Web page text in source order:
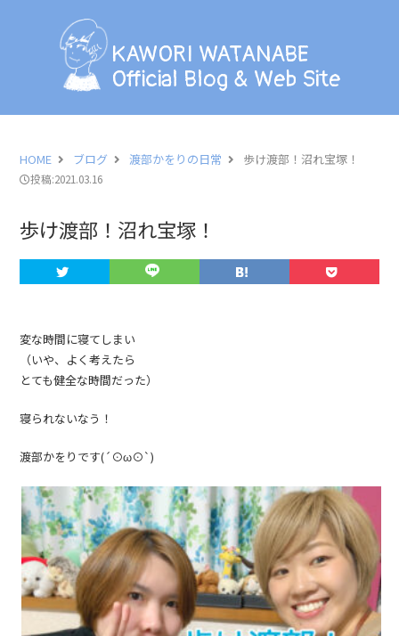
KAWORI WATANABE
Official Blog & Web Site
KAWORI WATANABE
Official Blog & Web Site
BLOG
PHOTO
LESSON
HOME ブログ 渡部かをりの日常 歩け渡部！沼れ宝塚！
投稿:2021.03.16
歩け渡部！沼れ宝塚！
変な時間に寝てしまい
（いや、よく考えたら
とても健全な時間だった）
寝られないなう！
渡部かをりです(´⊙ω⊙`)